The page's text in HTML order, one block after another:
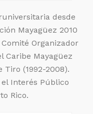
desde
Mayagüez 2010
Organizador
Caribe Mayagüez
Tiro (1992-2008).
Interés Público
Rico.